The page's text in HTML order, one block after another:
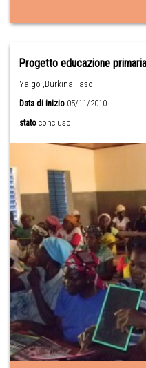
Progetto educazione
Yalgo ,Burkina Faso
Data di inizio 05/11/2010
stato concluso